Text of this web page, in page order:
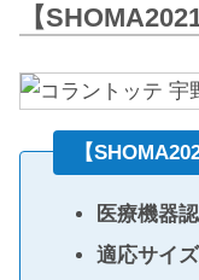
【
【
医療機器
適応サイズ